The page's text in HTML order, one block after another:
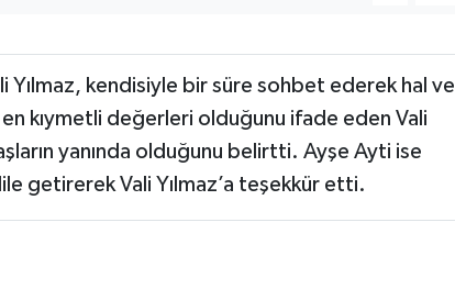
Yılmaz, kendisiyle bir süre sohbet ederek hal ve
en kıymetli değerleri olduğunu ifade eden Vali
yanında olduğunu belirtti. Ayşe Ayti ise
getirerek Vali Yılmaz’a teşekkür etti.